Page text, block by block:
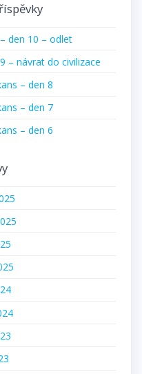
den 10 – odlet
– návrat do civilizace
– den 8
– den 7
– den 6